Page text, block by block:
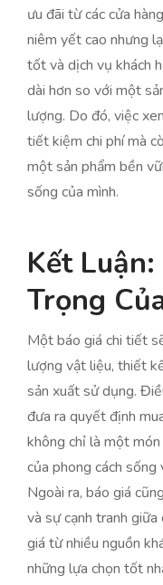
ưu đãi từ các cửa
niêm yết cao nhưng
tốt và dịch vụ khách
dài hơn so với một
lượng. Do đó, việc
tiết kiệm chi phí mà
một sản phẩm bền
sống của mình.
Kết
Trọng
Một báo giá chi tiết
lượng vật liệu, thiết
sản xuất sử dụng.
đưa ra quyết định
không chỉ là một
của phong cách sống
Ngoài ra, báo giá
và sự cạnh tranh giữa
giá từ nhiều nguồn
những lựa chọn tốt